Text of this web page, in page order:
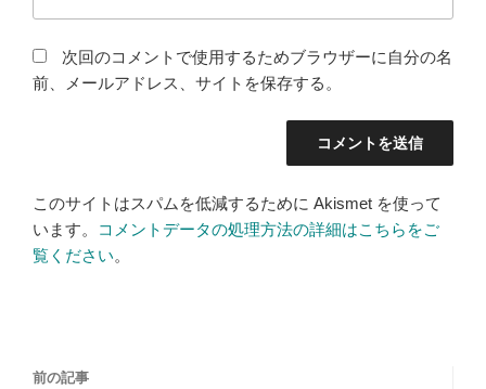
次回のコメントで使用するためブラウザーに自分の名
前、メールアドレス、サイトを保存する。
このサイトはスパムを低減するために Akismet を使って
います。
コメントデータの処理方法の詳細はこちらをご
覧ください。
投
過
前の記事